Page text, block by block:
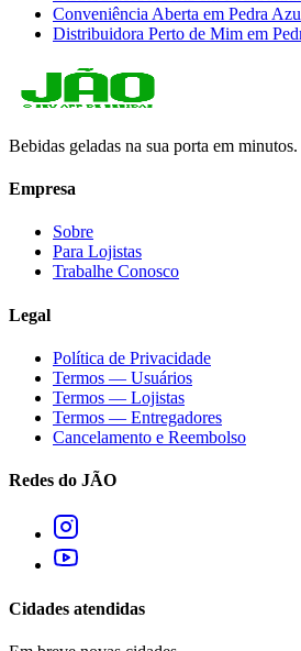
Conveniência Aberta em Pedra
Distribuidora Perto de Mim em
Bebidas geladas na sua porta em minutos.
Empresa
Sobre
Para Lojistas
Trabalhe Conosco
Legal
Política de Privacidade
Termos — Usuários
Termos — Lojistas
Termos — Entregadores
Cancelamento e Reembolso
Redes do JÃO
Cidades atendidas